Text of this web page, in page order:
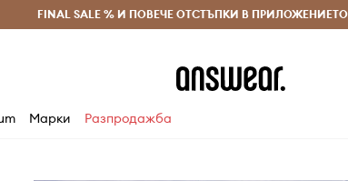
и връщане за поръчки над 70 EUR Доставка 1-5
FINAL SALE % И ПОВЕЧЕ ОТСТЪПКИ В
Марки Разпродажба